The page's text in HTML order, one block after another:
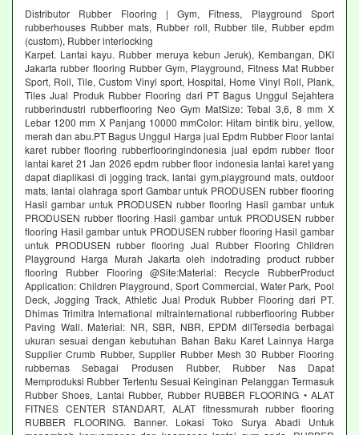
Distributor Rubber Flooring | Gym, Fitness, Playground Sport
rubberhouses Rubber mats, Rubber roll, Rubber tile, Rubber epdm
(custom), Rubber interlocking
Karpet. Lantai kayu. Rubber meruya kebun Jeruk), Kembangan, DKI
Jakarta rubber flooring Rubber Gym, Playground, Fitness Mat Rubber
Sport, Roll, Tile, Custom Vinyl sport, Hospital, Home Vinyl Roll, Plank,
Tiles Jual Produk Rubber Flooring dari PT Bagus Unggul Sejahtera
rubberindustri rubberflooring Neo Gym MatSize: Tebal 3,6, 8 mm X
Lebar 1200 mm X Panjang 10000 mmColor: Hitam bintik biru, yellow,
merah dan abu.PT Bagus Unggul Harga jual Epdm Rubber Floor lantai
karet rubber flooring rubberflooringindonesia jual epdm rubber floor
lantai karet 21 Jan 2026 epdm rubber floor indonesia lantai karet yang
dapat diaplikasi di jogging track, lantai gym,playground mats, outdoor
mats, lantai olahraga sport Gambar untuk PRODUSEN rubber flooring
Hasil gambar untuk PRODUSEN rubber flooring Hasil gambar untuk
PRODUSEN rubber flooring Hasil gambar untuk PRODUSEN rubber
flooring Hasil gambar untuk PRODUSEN rubber flooring Hasil gambar
untuk PRODUSEN rubber flooring Jual Rubber Flooring Children
Playground Harga Murah Jakarta oleh indotrading product rubber
flooring Rubber Flooring @Site:Material: Recycle RubberProduct
Application: Children Playground, Sport Commercial, Water Park, Pool
Deck, Jogging Track, Athletic Jual Produk Rubber Flooring dari PT.
Dhimas Trimitra International mitrainternational rubberflooring Rubber
Paving Wall. Material: NR, SBR, NBR, EPDM dllTersedia berbagai
ukuran sesuai dengan kebutuhan Bahan Baku Karet Lainnya Harga
Supplier Crumb Rubber, Supplier Rubber Mesh 30 Rubber Flooring
rubbernas Sebagai Produsen Rubber, Rubber Nas Dapat
Memproduksi Rubber Tertentu Sesuai Keinginan Pelanggan Termasuk
Rubber Shoes, Lantai Rubber, Rubber RUBBER FLOORING • ALAT
FITNES CENTER STANDART, ALAT fitnessmurah rubber flooring
RUBBER FLOORING. Banner. Lokasi Toko Surya Abadi Untuk